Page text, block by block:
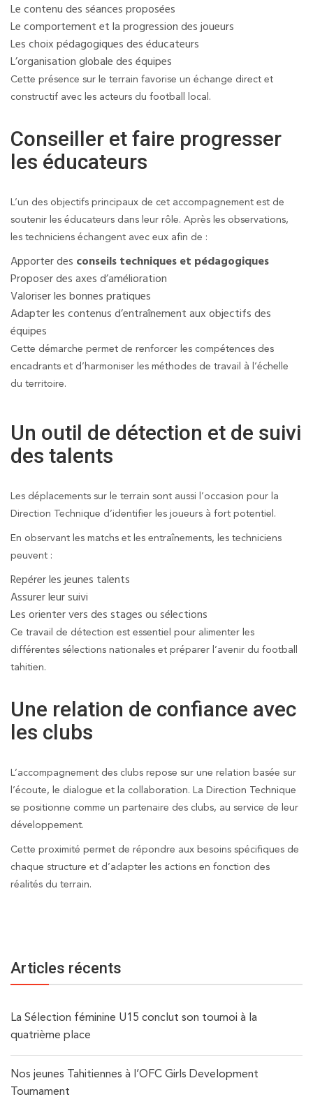
Le contenu des séances proposées
Le comportement et la progression des joueurs
Les choix pédagogiques des éducateurs
L’organisation globale des équipes
Cette présence sur le terrain favorise un échange direct et
constructif avec les acteurs du football local.
Conseiller et faire progresser
les éducateurs
L’un des objectifs principaux de cet accompagnement est de
soutenir les éducateurs dans leur rôle. Après les observations,
les techniciens échangent avec eux afin de :
Apporter des conseils techniques et pédagogiques
Proposer des axes d’amélioration
Valoriser les bonnes pratiques
Adapter les contenus d’entraînement aux objectifs des
équipes
Cette démarche permet de renforcer les compétences des
encadrants et d’harmoniser les méthodes de travail à l’échelle
du territoire.
Un outil de détection et de suivi
des talents
Les déplacements sur le terrain sont aussi l’occasion pour la
Direction Technique d’identifier les joueurs à fort potentiel.
En observant les matchs et les entraînements, les techniciens
peuvent :
Repérer les jeunes talents
Assurer leur suivi
Les orienter vers des stages ou sélections
Ce travail de détection est essentiel pour alimenter les
différentes sélections nationales et préparer l’avenir du football
tahitien.
Une relation de confiance avec
les clubs
L’accompagnement des clubs repose sur une relation basée sur
l’écoute, le dialogue et la collaboration. La Direction Technique
se positionne comme un partenaire des clubs, au service de leur
développement.
Cette proximité permet de répondre aux besoins spécifiques de
chaque structure et d’adapter les actions en fonction des
réalités du terrain.
Articles récents
La Sélection féminine U15 conclut son tournoi à la
quatrième place
Nos jeunes Tahitiennes à l’OFC Girls Development
Tournament